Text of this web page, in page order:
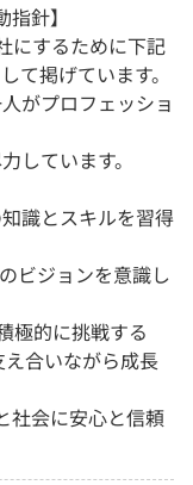
針】
にするために下記
て掲げています。
がプロフェッショ
しています。
識とスキルを習得
ビジョンを意識し
極的に挑戦する
合いながら成長
社会に安心と信頼